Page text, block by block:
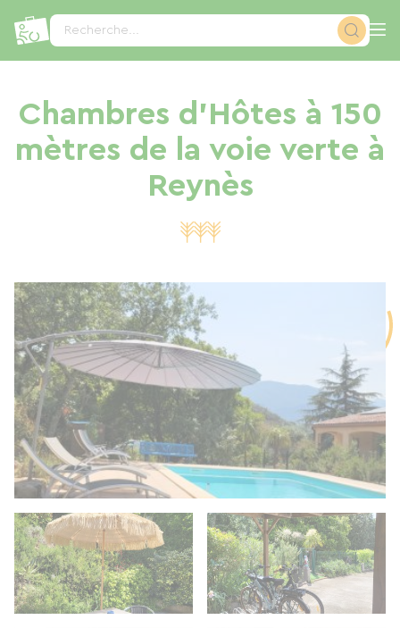
Recherche...
Chambres d'Hôtes à 150
mètres de la voie verte à
Reynès
Panneau de gestion des cookies